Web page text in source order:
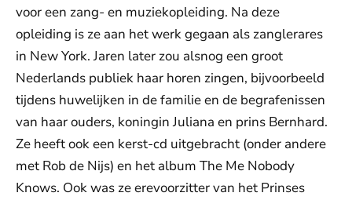
voor een zang- en muziekopleiding. Na deze
opleiding is ze aan het werk gegaan als zanglerares
in New York. Jaren later zou alsnog een groot
Nederlands publiek haar horen zingen, bijvoorbeeld
tijdens huwelijken in de familie en de begrafenissen
van haar ouders, koningin Juliana en prins Bernhard.
Ze heeft ook een kerst-cd uitgebracht (onder andere
met Rob de Nijs) en het album The Me Nobody
Knows. Ook was ze erevoorzitter van het Prinses